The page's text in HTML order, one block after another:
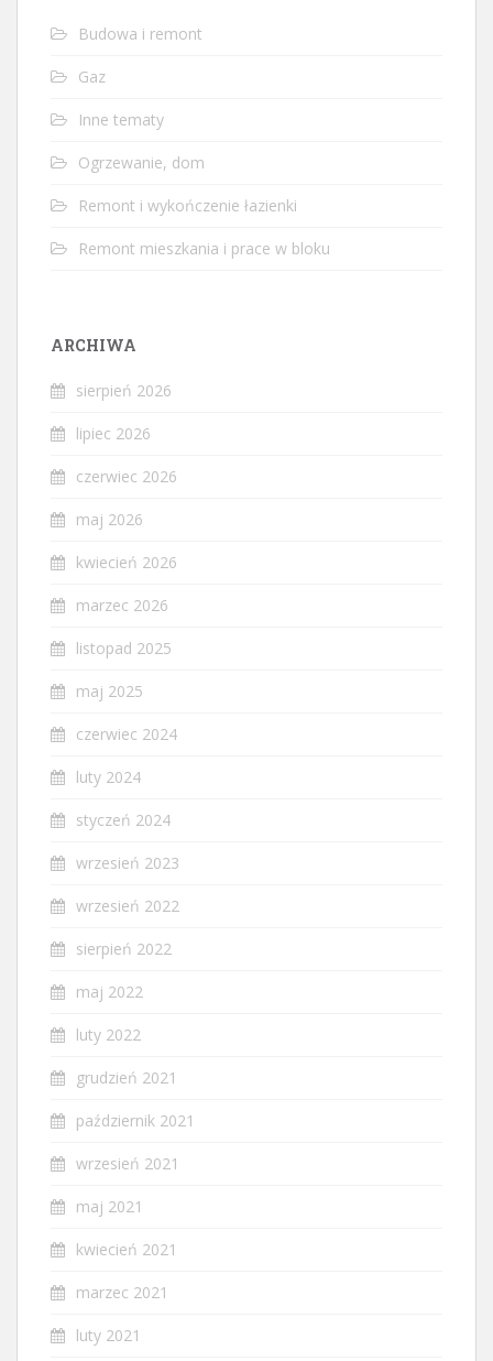
Budowa i remont
Gaz
Inne tematy
Ogrzewanie, dom
Remont i wykończenie łazienki
Remont mieszkania i prace w bloku
ARCHIWA
sierpień 2026
lipiec 2026
czerwiec 2026
maj 2026
kwiecień 2026
marzec 2026
listopad 2025
maj 2025
czerwiec 2024
luty 2024
styczeń 2024
wrzesień 2023
wrzesień 2022
sierpień 2022
maj 2022
luty 2022
grudzień 2021
październik 2021
wrzesień 2021
maj 2021
kwiecień 2021
marzec 2021
luty 2021